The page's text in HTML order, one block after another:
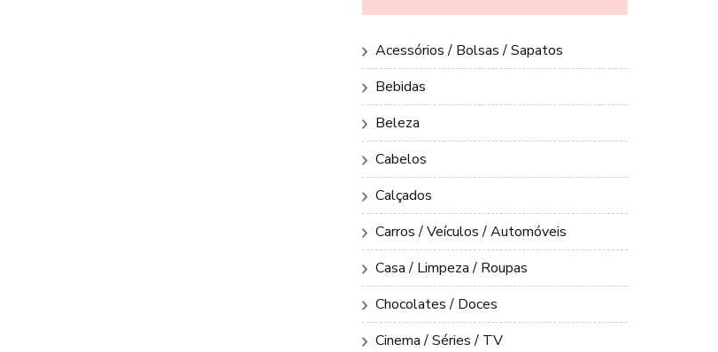
Acessórios / Bolsas / Sapatos
Bebidas
Beleza
Cabelos
Calçados
Carros / Veículos / Automóveis
Casa / Limpeza / Roupas
Chocolates / Doces
Cinema / Séries / TV